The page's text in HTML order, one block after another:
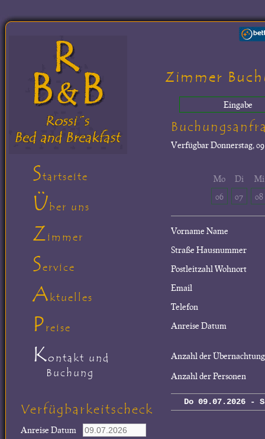
Zimmer
Eingabe
VerfügbarDonnerstag,
Mo
06
Di
07
Mi
08
Vorname Name
Straße Hausnummer
Postleitzahl Wohnort
Email
Telefon
Anreise Datum
Anzahl der
Anzahl der Personen
Do 09.07.2026 -
Startseite
Über uns
Zimmer
Service
Aktuelles
Preise
Kontakt und
Buchung
Verfügbarkeitscheck
Anreise Datum